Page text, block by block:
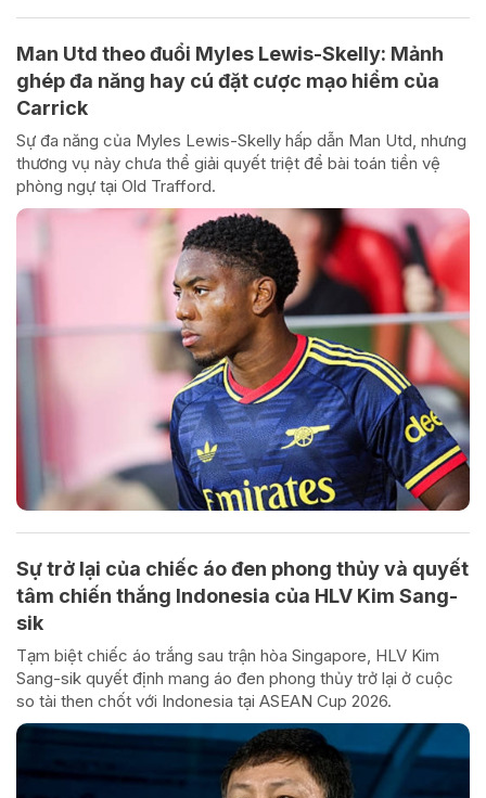
Man Utd theo đuổi Myles Lewis-Skelly: Mảnh
ghép đa năng hay cú đặt cược mạo hiểm của
Carrick
Sự đa năng của Myles Lewis-Skelly hấp dẫn Man Utd, nhưng
thương vụ này chưa thể giải quyết triệt để bài toán tiền vệ
phòng ngự tại Old Trafford.
Sự trở lại của chiếc áo đen phong thủy và quyết
tâm chiến thắng Indonesia của HLV Kim Sang-
sik
Tạm biệt chiếc áo trắng sau trận hòa Singapore, HLV Kim
Sang-sik quyết định mang áo đen phong thủy trở lại ở cuộc
so tài then chốt với Indonesia tại ASEAN Cup 2026.